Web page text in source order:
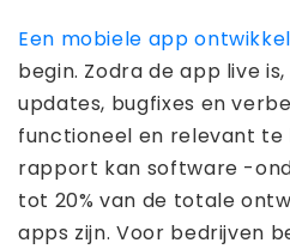
Een mobiele app
begin. Zodra de app live
updates, bugfixes en
functioneel en relevant te
rapport kan software -
tot 20% van de totale
apps zijn. Voor bedrijven